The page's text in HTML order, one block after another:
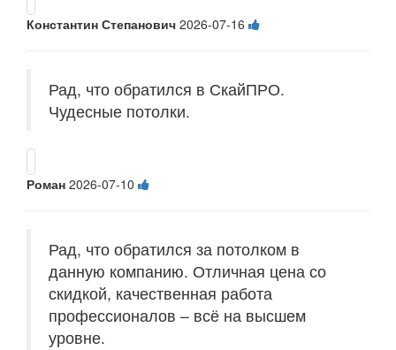
Константин Степанович 2026-07-16
Рад, что обратился в СкайПРО.
Чудесные потолки.
Роман 2026-07-10
Рад, что обратился за потолком в
данную компанию. Отличная цена со
скидкой, качественная работа
профессионалов – всё на высшем
уровне.